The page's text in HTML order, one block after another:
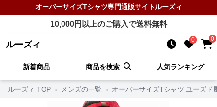
オーバーサイズTシャツ専門通販サイトルーズィ
10,000円以上のご購入で送料無料
ルーズィ 0 0
新着商品 商品を検索 人気ランキング
ルーズィ TOP › メンズの一覧 › オーバーサイズTシャツ ユーズド